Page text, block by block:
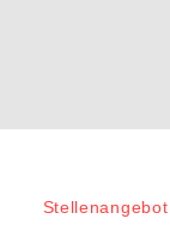
Stellenangebot